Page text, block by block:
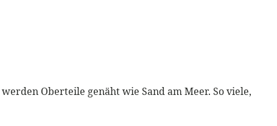
Oberteile genäht wie Sand am Meer. So viele,